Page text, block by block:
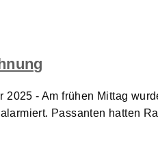
2025 - Am frühen Mittag
Passanten hatten